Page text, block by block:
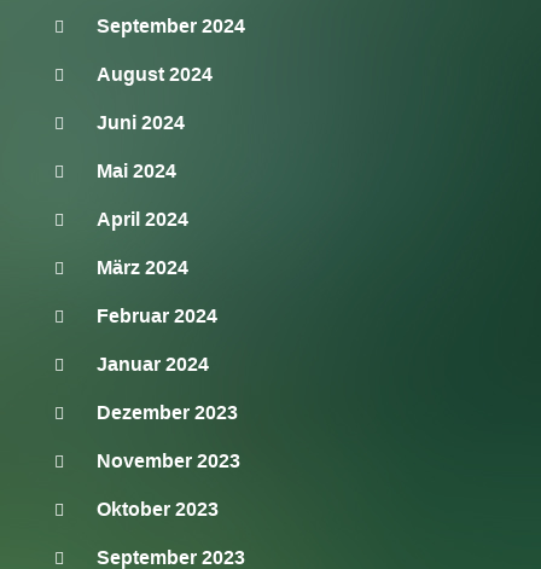
September 2024
August 2024
Juni 2024
Mai 2024
April 2024
März 2024
Februar 2024
Januar 2024
Dezember 2023
November 2023
Oktober 2023
September 2023